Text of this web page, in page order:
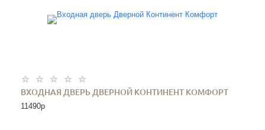
ВХОДНАЯ ДВЕРЬ ДВЕРНОЙ КОНТИНЕНТ КОМФОРТ
11490p